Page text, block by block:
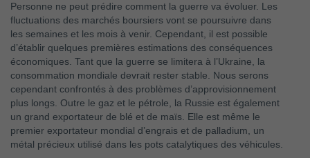
Personne ne peut prédire comment la guerre va évoluer. Les
fluctuations des marchés boursiers vont se poursuivre dans
les semaines et les mois à venir. Cependant, il est possible
d’établir quelques premières estimations des conséquences
économiques. Tant que la guerre se limitera à l’Ukraine, la
consommation mondiale devrait rester stable. Nous serons
cependant confrontés à des problèmes d’approvisionnement
plus longs. Outre le gaz et le pétrole, la Russie est également
un grand exportateur de blé et de maïs. Elle est même le
premier exportateur mondial d’engrais et de palladium, un
métal précieux utilisé dans les pots catalytiques des véhicules.